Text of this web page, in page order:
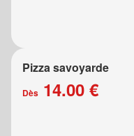
Pizza savoyarde
Dès 14.00 €